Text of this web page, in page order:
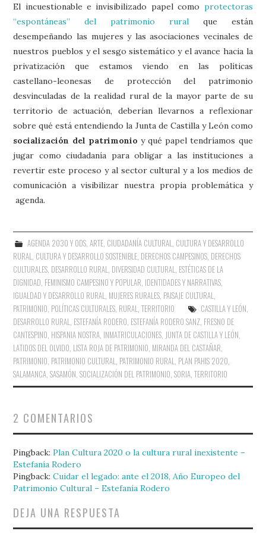
El incuestionable e invisibilizado papel como protectoras
“espontáneas” del patrimonio ruralque están
desempeñando las mujeres y las asociaciones vecinales de
nuestros pueblos y el sesgo sistemático y el avance hacia la
privatización que estamos viendo en las políticas
castellano-leonesas de protección del patrimonio
desvinculadas de la realidad rural de la mayor parte de su
territorio de actuación, deberían llevarnos a reflexionar
sobre qué está entendiendo la Junta de Castilla y León como
socialización del patrimonio y qué papel tendríamos que
jugar como ciudadanía para obligar a las instituciones a
revertir este proceso y al sector cultural y a los medios de
comunicación a visibilizar nuestra propia problemática y
agenda.
AGENDA 2030 Y ODS, ARTE, CIUDADANÍA CULTURAL CULTURA Y DESARROLLO
RURAL CULTURA Y DESARROLLO SOSTENIBLE DERECHOS CAMPESINOS DERECHOS
CULTURALES DESARROLLO RURAL DIVERSIDAD CULTURAL ESTÉTICAS DE LA
DIGNIDAD FEMINISMO CAMPESINO Y POPULAR IDENTIDADES Y NARRATIVAS
IGUALDAD Y DESARROLLO RURAL MUJERES RURALES PAISAJE CULTURAL
PATRIMONIO POLÍTICAS CULTURALES RURAL ,TERRITORIO CASTILLA Y LEÓN
DESARROLLO RURAL ESTEFANÍA RODERO ESTEFANÍA RODERO SANZ FRESNO DE
CANTESPINO HISPANIA NOSTRA INMATRICULACIONES JUNTA DE CASTILLA Y LEÓN
LATIDOS DEL OLVIDO LISTA ROJA DE PATRIMONIO MIRANDA DEL CASTAÑAR
PATRIMONIO PATRIMONIO CULTURAL PATRIMONIO RURAL PLAN PAHIS 2020
SALAMANCA ,SASAMÓN ,SOCIALIZACIÓN DEL PATRIMONIO ,SORIA ,TERRITORIO
2 COMENTARIOS
Pingback:Plan Cultura 2020 o la cultura rural inexistente –
Estefanía Rodero
Pingback:Cuidar el legado: ante el 2018, Año Europeo del
Patrimonio Cultural – Estefanía Rodero
DEJA UNA RESPUESTA